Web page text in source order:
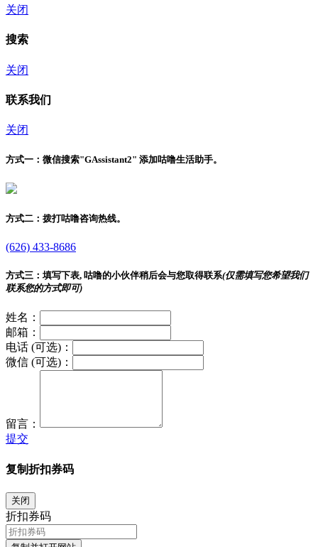
关闭
搜索
关闭
联系我们
关闭
方式一： 微信搜索"GAssistant2" 添加咕噜生活助手。
方式二： 拨打咕噜咨询热线。
(626) 433-8686
方式三： 填写下表, 咕噜的小伙伴稍后会与您取得联系(仅需填写您希望我们
联系您的方式即可)
姓名：
邮箱：
电话 (可选)：
微信 (可选)：
留言：
提交
复制折扣券码
关闭
折扣券码